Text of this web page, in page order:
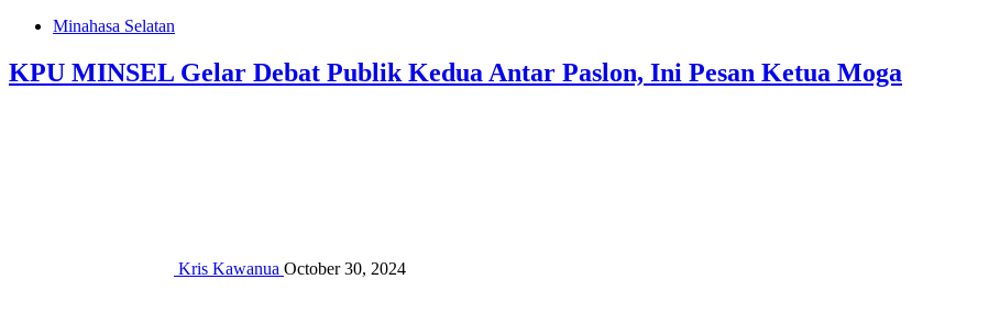
Minahasa Selatan
KPU MINSEL Gelar Debat Publik Kedua Antar Paslon, Ini Pesan Ketua Moga
Kris Kawanua October 30, 2024